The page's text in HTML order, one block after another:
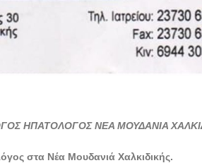
ΗΠΑΤΟΛΟΓΟΣ ΝΕΑ ΜΟΥΔΑΝΙΑ
στα Νέα Μουδανιά Χαλκιδικής.